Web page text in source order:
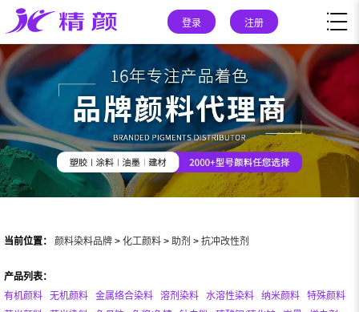
登录 注册
当前位置： 颜料染料品牌 > 化工颜料 > 助剂 > 抗冲改性剂
产品列表：
有机颜料
无机颜料 金属络合染料 溶剂染料 水溶性染料 纳米颜料
特殊颜料